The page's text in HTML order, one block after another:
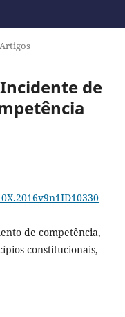
Artigos
de
de competência,
constitucionais,